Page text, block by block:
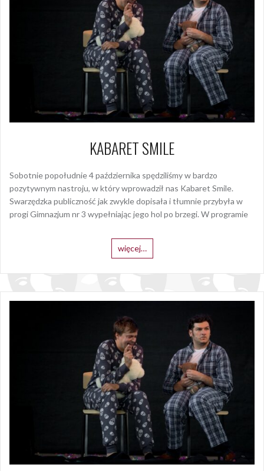
KABARET SMILE
Sobotnie popołudnie 4 października spędziliśmy w bardzo
pozytywnym nastroju, w który wprowadził nas Kabaret Smile.
Swarzędzka publiczność jak zwykle dopisała i tłumnie przybyła w
progi Gimnazjum nr 3 wypełniając jego hol po brzegi. W programie
więcej…